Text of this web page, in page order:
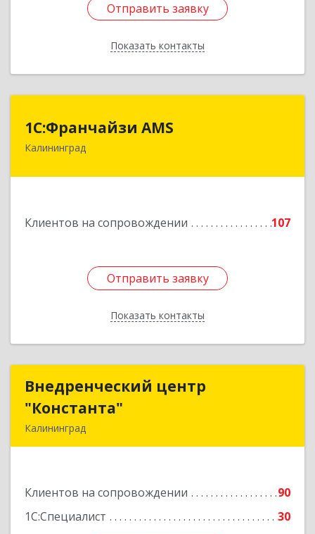
Отправить заявку
Показать контакты
Отправить заявку
Назад
1С:Франчайзи AMS
Калининград
Клиентов на сопровождении 107
Отправить заявку
Показать контакты
238325, Калининградская обл, Гурьевский р-н,
Отправить заявку
Назад
Внедренческий центр
"Константа"
Калининград
Клиентов на сопровождении
90
1С:Специалист
30
Внедренческий центр
Подробнее